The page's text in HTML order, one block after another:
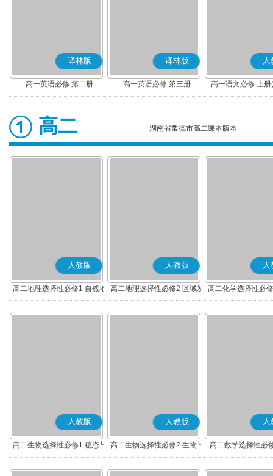
译林版
高一英语必修 第二册
译林版
高一英语必修 第三册
人
高一语文必修 上
高二 湖南省常德市高二课本版本
人教版
高二地理选择性必修1 自然地
理基础
人教版
高二地理选择性必修2 区域发
展
人
高二化学选择性必
应原理
人教版
高二生物选择性必修1 稳态与
调节
人教版
高二生物选择性必修2 生物与
环境
人
高二数学选择性必
(A版)